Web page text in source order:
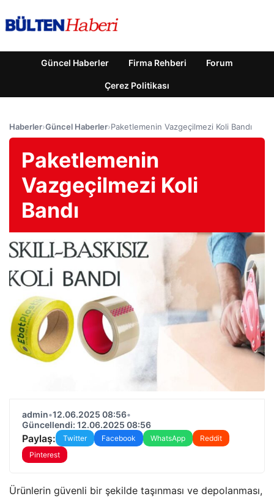
Güncel Haberler Firma Rehberi Forum
Çerez Politikası
Haberler›Güncel Haberler›Paketlemenin Vazgeçilmezi Koli Bandı
Paketlemenin
Vazgeçilmezi Koli
Bandı
admin•12.06.2025 08:56•
Güncellendi: 12.06.2025 08:56
Paylaş: Twitter Facebook WhatsApp
Reddit
Pinterest
Ürünlerin güvenli bir şekilde taşınması ve depolanması,